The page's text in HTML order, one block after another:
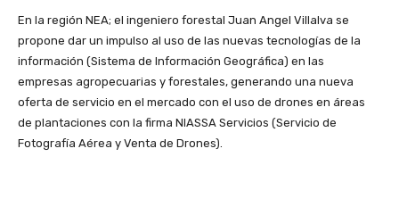
En la región NEA; el ingeniero forestal Juan Angel Villalva se
propone dar un impulso al uso de las nuevas tecnologías de la
información (Sistema de Información Geográfica) en las
empresas agropecuarias y forestales, generando una nueva
oferta de servicio en el mercado con el uso de drones en áreas
de plantaciones con la firma NIASSA Servicios (Servicio de
Fotografía Aérea y Venta de Drones).